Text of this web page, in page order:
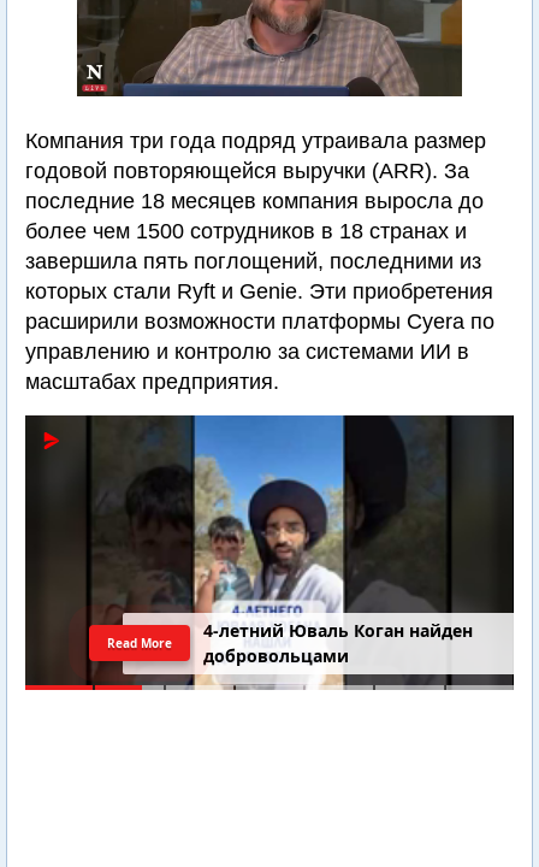
Компания три года подряд утраивала размер
годовой повторяющейся выручки (ARR). За
последние 18 месяцев компания выросла до
более чем 1500 сотрудников в 18 странах и
завершила пять поглощений, последними из
которых стали Ryft и Genie. Эти приобретения
расширили возможности платформы Cyera по
управлению и контролю за системами ИИ в
масштабах предприятия.
4-летний Юваль Коган найден
добровольцами
Read More